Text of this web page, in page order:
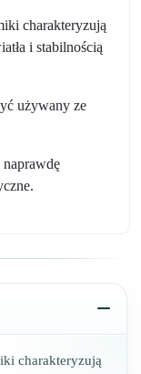
charakteryzują
i stabilnością
używany ze
charakteryzują